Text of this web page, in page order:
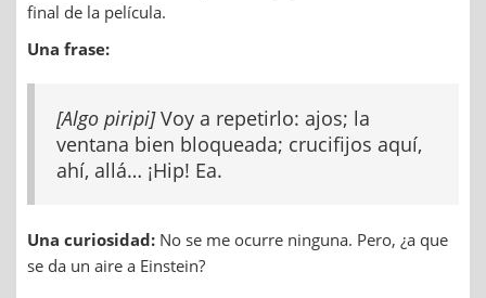
final de la película.
Una frase:
[Algo piripi]Voy a repetirlo: ajos; la
ventana bien bloqueada; crucifijos aquí,
ahí, allá… ¡Hip! Ea.
Una curiosidad: No se me ocurre ninguna. Pero, ¿a que
se da un aire a Einstein?